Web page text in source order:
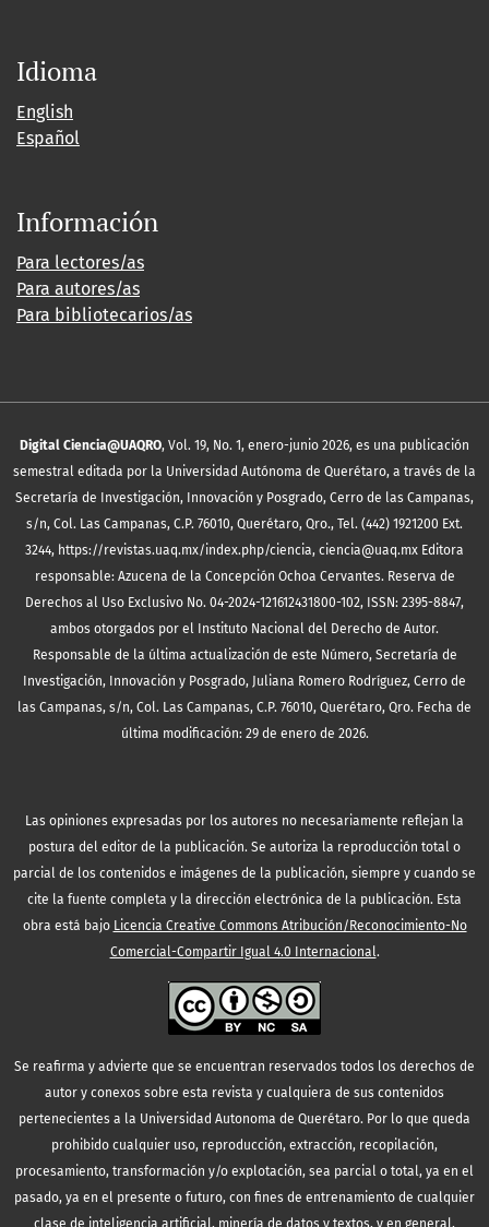
Idioma
English
Español
Información
Para lectores/as
Para autores/as
Para bibliotecarios/as
Digital Ciencia@UAQRO, Vol. 19, No. 1, enero-junio 2026, es una publicación
semestral editada por la Universidad Autónoma de Querétaro, a través de la
Secretaría de Investigación, Innovación y Posgrado, Cerro de las Campanas,
s/n, Col. Las Campanas, C.P. 76010, Querétaro, Qro., Tel. (442) 1921200 Ext.
3244, https://revistas.uaq.mx/index.php/ciencia, ciencia@uaq.mx Editora
responsable: Azucena de la Concepción Ochoa Cervantes. Reserva de
Derechos al Uso Exclusivo No. 04-2024-121612431800-102, ISSN: 2395-8847,
ambos otorgados por el Instituto Nacional del Derecho de Autor.
Responsable de la última actualización de este Número, Secretaría de
Investigación, Innovación y Posgrado, Juliana Romero Rodríguez, Cerro de
las Campanas, s/n, Col. Las Campanas, C.P. 76010, Querétaro, Qro. Fecha de
última modificación: 29 de enero de 2026.
Las opiniones expresadas por los autores no necesariamente reflejan la
postura del editor de la publicación. Se autoriza la reproducción total o
parcial de los contenidos e imágenes de la publicación, siempre y cuando se
cite la fuente completa y la dirección electrónica de la publicación. Esta
obra está bajo Licencia Creative Commons Atribución/Reconocimiento-No
Comercial-Compartir Igual 4.0 Internacional.
Se reafirma y advierte que se encuentran reservados todos los derechos de
autor y conexos sobre esta revista y cualquiera de sus contenidos
pertenecientes a la Universidad Autonoma de Querétaro. Por lo que queda
prohibido cualquier uso, reproducción, extracción, recopilación,
procesamiento, transformación y/o explotación, sea parcial o total, ya en el
pasado, ya en el presente o futuro, con fines de entrenamiento de cualquier